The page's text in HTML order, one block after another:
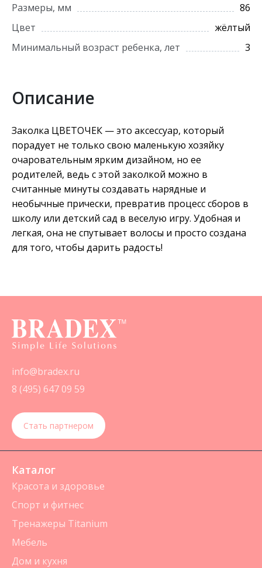
Размеры, мм
86
Цвет
жёлтый
Минимальный возраст ребенка, лет
3
Описание
Заколка ЦВЕТОЧЕК — это аксессуар, который
порадует не только свою маленькую хозяйку
очаровательным ярким дизайном, но ее
родителей, ведь с этой заколкой можно в
считанные минуты создавать нарядные и
необычные прически, превратив процесс сборов в
школу или детский сад в веселую игру. Удобная и
легкая, она не спутывает волосы и просто создана
для того, чтобы дарить радость!
info@bradex.ru
8 (495) 647 09 59
Стать партнером
Каталог
Красота и здоровье
Спорт и фитнес
Тренажеры Titanium
Мебель
Дом и кухня